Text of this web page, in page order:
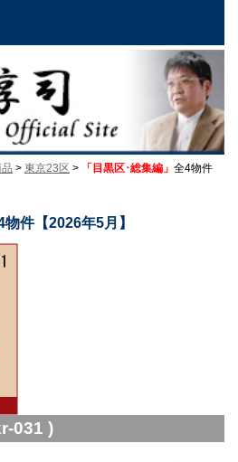
> 東京23区 > 「目黒区･総集編」 全4物件
物件【2026年5月】
031 )